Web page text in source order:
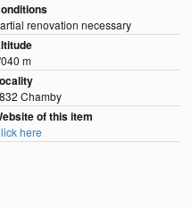
renovation necessary
m
Chamby
of this item
here